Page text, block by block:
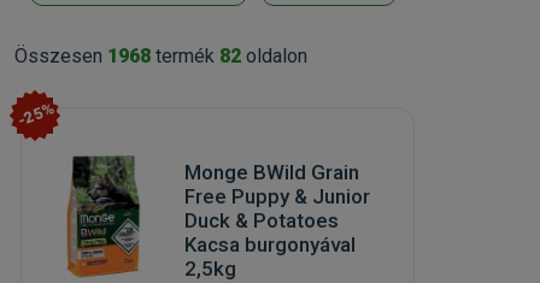
Összesen 1968 termék 82 oldalon
-25%
Monge BWild Grain
Free Puppy & Junior
Duck & Potatoes
Kacsa burgonyával
2,5kg